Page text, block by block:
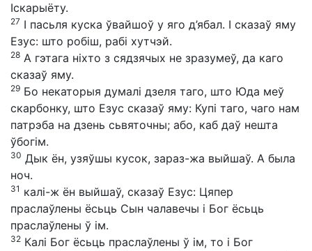
Іскарыёту.
27 І пасьля куска ўвайшоў у яго д’ябал. І сказаў яму
Езус: што робіш, рабі хутчэй.
28 А гэтага ніхто з сядзячых не зразумеў, да каго
сказаў яму.
29 Бо некаторыя думалі дзеля таго, што Юда меў
скарбонку, што Езус сказаў яму: Купі таго, чаго нам
патрэба на дзень сьвяточны; або, каб даў нешта
ўбогім.
30 Дык ён, узяўшы кусок, зараз-жа выйшаў. А была
ноч.
31 калі-ж ён выйшаў, сказаў Езус: Цяпер
праслаўлены ёсьць Сын чалавечы і Бог ёсьць
праслаўлены ў ім.
32 Калі Бог ёсьць праслаўлены ў ім, то і Бог